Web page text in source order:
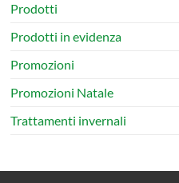
Prodotti
Prodotti in evidenza
Promozioni
Promozioni Natale
Trattamenti invernali